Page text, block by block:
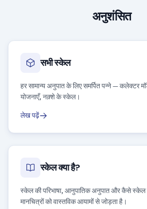
अनुशंसित
सभी स्केल
हर सामान्य अनुपात के लिए समर्पित पन्ने — कलेक्टर
योजनाएँ, नक़्शे के स्केल।
लेख पढ़ें
स्केल क्या है?
स्केल की परिभाषा, आनुपातिक अनुपात और कैसे
मानचित्रों को वास्तविक आयामों से जोड़ता है।